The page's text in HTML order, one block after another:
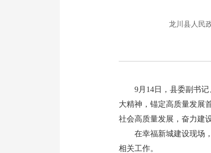
龙川县人民
9月14日，县委副书记
大精神，锚定高质量发展
社会高质量发展，奋力建
在幸福新城建设现场，
相关工作。